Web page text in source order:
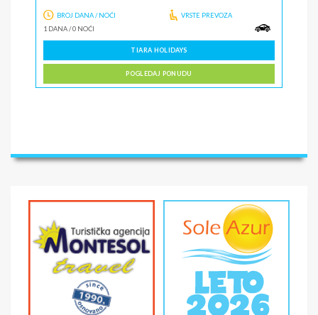
BROJ DANA / NOĆI
1 DANA/0 NOĆI
VRSTE PREVOZA
TIARA HOLIDAYS
POGLEDAJ PONUDU